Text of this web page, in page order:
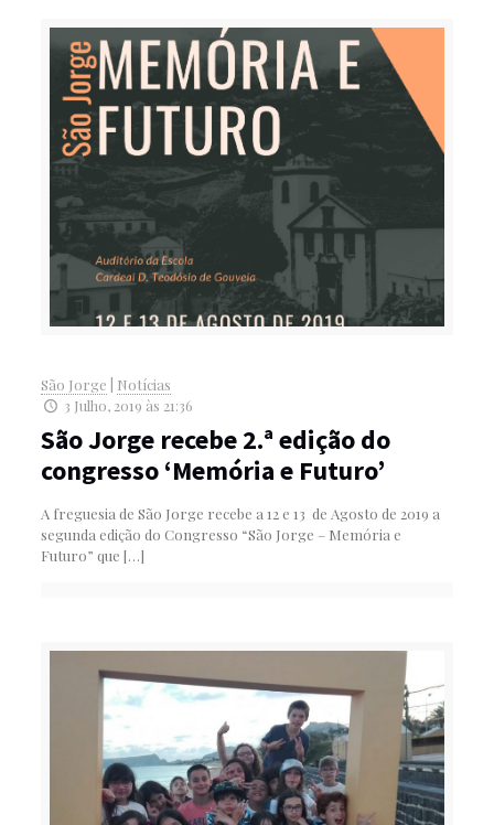
São Jorge
Notícias
3 Julho, 2019 às 21:36
São Jorge recebe 2.ª edição do
congresso ‘Memória e Futuro’
A freguesia de São Jorge recebe a 12 e 13 de Agosto de 2019 a
segunda edição do Congresso “São Jorge – Memória e
Futuro” que […]